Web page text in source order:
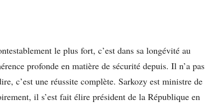
le plus fort, c’est dans sa longévité au
profonde en matière de sécurité depuis. Il n’a pas
c’est une réussite complète. Sarkozy est ministre de
il s’est fait élire président de la République en